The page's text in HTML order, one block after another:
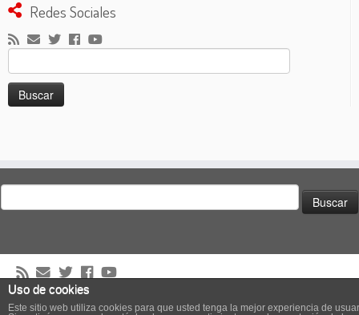
Redes Sociales
Buscar:
Buscar:
·© 2026
Uso de cookies
Este sitio web utiliza cookies para que usted tenga la mejor experiencia de